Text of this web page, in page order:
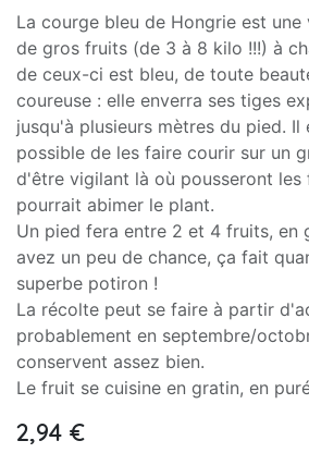
La courge bleu de Hongrie est
de gros fruits (de 3 à 8 kilo !!!) à
de ceux-ci est bleu, de toute
coureuse : elle enverra ses tiges
jusqu'à plusieurs mètres du pied. Il
possible de les faire courir sur un
d'être vigilant là où pousseront les
pourrait abimer le plant.
Un pied fera entre 2 et 4 fruits, en
avez un peu de chance, ça fait
superbe potiron !
La récolte peut se faire à partir
probablement en septembre/
conservent assez bien.
Le fruit se cuisine en gratin, en
2,94 €